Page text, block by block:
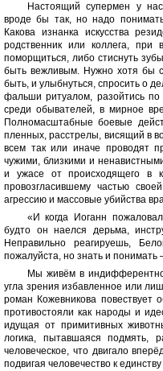
Настоящий супермен у
вроде бы так, но надо
Какова изнанка искусства
родственник или коллега, при
поморщиться, либо стиснуть
быть вежливым. Нужно хотя бы
быть, и улыбнуться, спросить о
фальши ритуалом, разойтись
среди обывателей, в мирное
Полномасштабные боевые
пленных, расстрелы, висящий в
всем так или иначе проводят
чужими, близкими и
и ужасе от происходящего в
провозгласившему частью
агрессию и массовые убийства
«И когда Иоганн
будто он наелся дерьма,
Неправильно реагируешь,
пожалуйста, но знать и понимать
Мы живём в
угла зрения избавленное или
роман Кожевникова повествует
противостояли как народы и
идущая от примитивных
логика, пытавшаяся подмять,
человеческое, что двигало
подвигая человечество к